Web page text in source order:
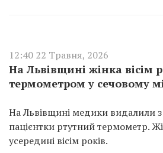
12:40 22 Травня, 2026
На Львівщині жінка вісім
термометром у сечовому
На Львівщині медики видалили з
пацієнтки ртутний термометр.
усередині вісім років.